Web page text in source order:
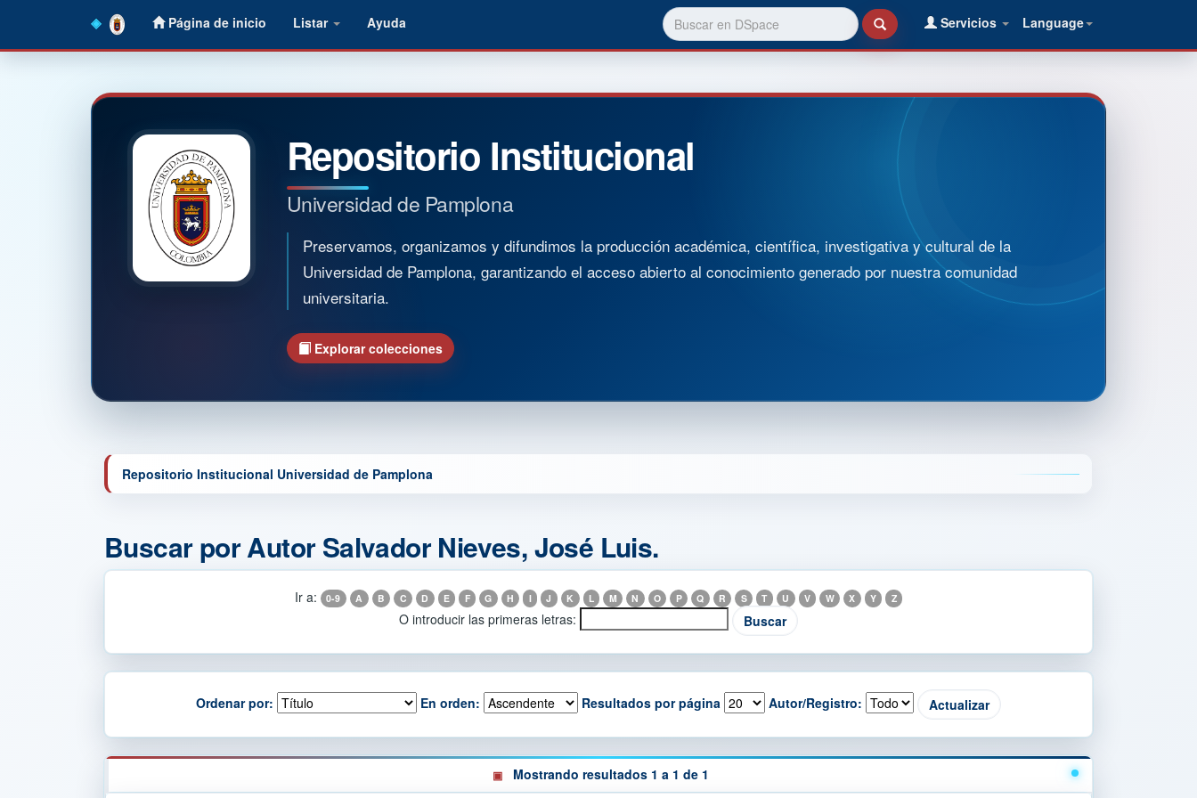
Página de inicio Listar Ayuda Language
Servicios
Repositorio Institucional
Universidad de Pamplona
Preservamos, organizamos y difundimos la producción académica, científica, investigativa y cultural de la
Universidad de Pamplona, garantizando el acceso abierto al conocimiento generado por nuestra comunidad
universitaria.
Explorar colecciones
Repositorio Institucional Universidad de Pamplona
Buscar por Autor Salvador Nieves, José Luis.
Ir a: 0-9 A B C D E F G H I J K L M N O P Q R S T U V W X Y Z
O introducir las primeras letras:
Ordenar por: En orden: Resultados por página Autor/Registro:
Mostrando resultados 1 a 1 de 1